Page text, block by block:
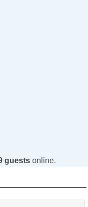
guestsonline.